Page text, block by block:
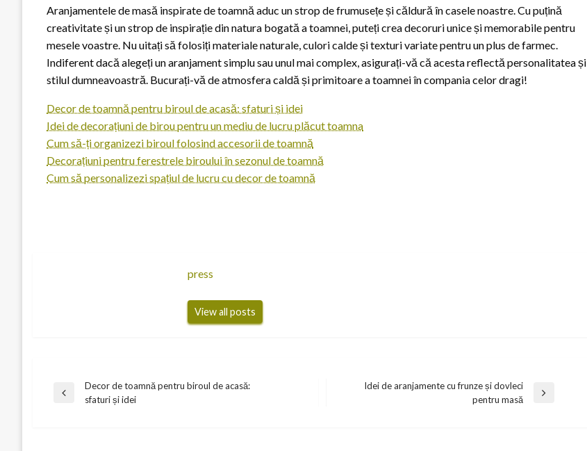
Aranjamentele de masă inspirate de toamnă aduc un strop de frumusețe și căldură în casele noastre. Cu puțină
creativitate și un strop de inspirație din natura bogată a toamnei, puteți crea decoruri unice și memorabile pentru
mesele voastre. Nu uitați să folosiți materiale naturale, culori calde și texturi variate pentru un plus de farmec.
Indiferent dacă alegeți un aranjament simplu sau unul mai complex, asigurați-vă că acesta reflectă personalitatea și
stilul dumneavoastră. Bucurați-vă de atmosfera caldă și primitoare a toamnei în compania celor dragi!
Decor de toamnă pentru biroul de acasă: sfaturi și idei
Idei de decorațiuni de birou pentru un mediu de lucru plăcut toamna
Cum să-ți organizezi biroul folosind accesorii de toamnă
Decorațiuni pentru ferestrele biroului în sezonul de toamnă
Cum să personalizezi spațiul de lucru cu decor de toamnă
press
View all posts
Navigare
Previous
Decor de toamnă pentru biroul de acasă:
sfaturi și idei
Idei de aranjamente cu frunze și dovleci
pentru masă